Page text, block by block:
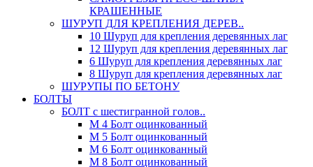
КРАШЕННЫЕ
ШУРУП ДЛЯ КРЕПЛЕНИЯ ДЕРЕВ..
10 Шуруп для крепления деревянных лаг
12 Шуруп для крепления деревянных лаг
6 Шуруп для крепления деревянных лаг
8 Шуруп для крепления деревянных лаг
ШУРУПЫ ПО БЕТОНУ
БОЛТЫ
БОЛТ с шестигранной голов..
М 4 Болт оцинкованный
М 5 Болт оцинкованный
М 6 Болт оцинкованный
М 8 Болт оцинкованный